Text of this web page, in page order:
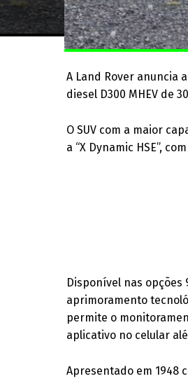
A Land Rover anuncia
diesel D300 MHEV de
O SUV com a maior
a “X Dynamic HSE”,
Disponível nas opções
aprimoramento
permite o
aplicativo no celular
Apresentado em 1948